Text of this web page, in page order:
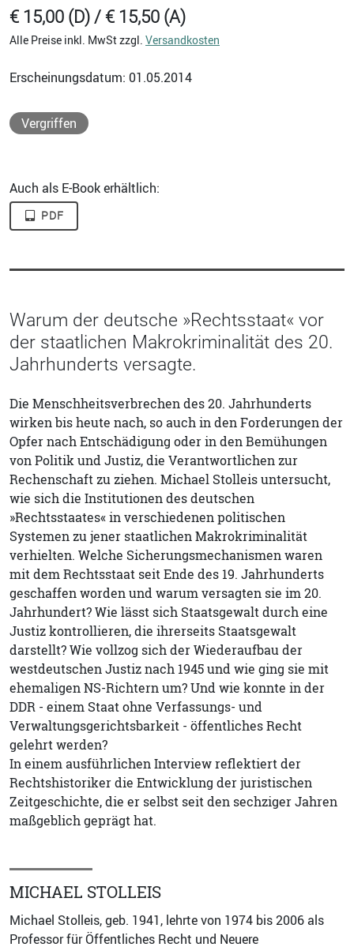
€ 15,00 (D) / € 15,50 (A)
Alle Preise inkl. MwSt zzgl. Versandkosten
Erscheinungsdatum: 01.05.2014
Vergriffen
Auch als E-Book erhältlich:
PDF
Warum der deutsche »Rechtsstaat« vor
der staatlichen Makrokriminalität des 20.
Jahrhunderts versagte.
Die Menschheitsverbrechen des 20. Jahrhunderts
wirken bis heute nach, so auch in den Forderungen der
Opfer nach Entschädigung oder in den Bemühungen
von Politik und Justiz, die Verantwortlichen zur
Rechenschaft zu ziehen. Michael Stolleis untersucht,
wie sich die Institutionen des deutschen
»Rechtsstaates« in verschiedenen politischen
Systemen zu jener staatlichen Makrokriminalität
verhielten. Welche Sicherungsmechanismen waren
mit dem Rechtsstaat seit Ende des 19. Jahrhunderts
geschaffen worden und warum versagten sie im 20.
Jahrhundert? Wie lässt sich Staatsgewalt durch eine
Justiz kontrollieren, die ihrerseits Staatsgewalt
darstellt? Wie vollzog sich der Wiederaufbau der
westdeutschen Justiz nach 1945 und wie ging sie mit
ehemaligen NS-Richtern um? Und wie konnte in der
DDR - einem Staat ohne Verfassungs- und
Verwaltungsgerichtsbarkeit - öffentliches Recht
gelehrt werden?
In einem ausführlichen Interview reflektiert der
Rechtshistoriker die Entwicklung der juristischen
Zeitgeschichte, die er selbst seit den sechziger Jahren
maßgeblich geprägt hat.
MICHAEL STOLLEIS
Michael Stolleis, geb. 1941, lehrte von 1974 bis 2006 als
Professor für Öffentliches Recht und Neuere